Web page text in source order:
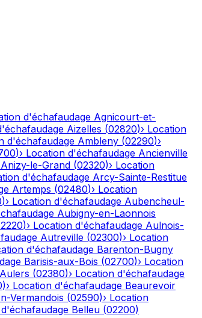
d'échafaudage Agnicourt-et-
Aizelles (02820)› Location
d'échafaudage Ambleny (02290)›
)› Location d'échafaudage Ancienville
Anizy-le-Grand (02320)› Location
d'échafaudage Arcy-Sainte-Restitue
Artemps (02480)› Location
)› Location d'échafaudage Aubencheul-
Aubigny-en-Laonnois
)› Location d'échafaudage Aulnois-
Autreville (02300)› Location
d'échafaudage Barenton-Bugny
Barisis-aux-Bois (02700)› Location
(02380)› Location d'échafaudage
)› Location d'échafaudage Beaurevoir
Vermandois (02590)› Location
Belleu (02200)